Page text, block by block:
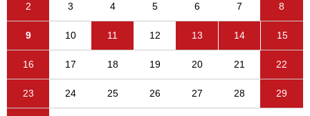
2 3 4 5 6 7 8
9 10 11 12 13 14 15
16 17 18 19 20 21 22
23 24 25 26 27 28 29